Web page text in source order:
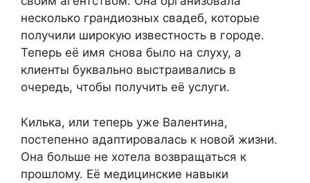
несколько грандиозных свадеб, которые
получили широкую известность в городе.
Теперь её имя снова было на слуху, а
клиенты буквально выстраивались в
очередь, чтобы получить её услуги.
Килька, или теперь уже Валентина,
постепенно адаптировалась к новой жизни.
Она больше не хотела возвращаться к
прошлому. Её медицинские навыки